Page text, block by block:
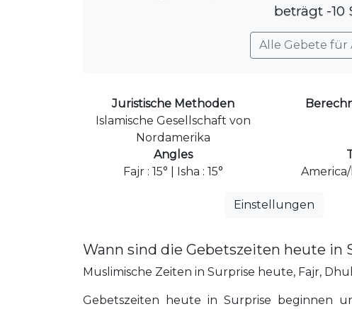
beträgt -10
Alle Gebete für
Juristische Methoden
Islamische Gesellschaft von
Nordamerika
Angles
Fajr : 15° | Isha : 15°
Einstellungen
Wann sind die Gebetszeiten heute in
Muslimische Zeiten in Surprise heute, Fajr,
Gebetszeiten heute in Surprise beginnen